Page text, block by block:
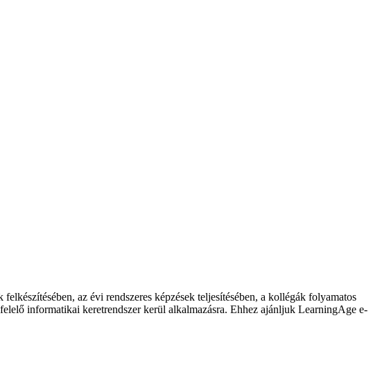
az évi rendszeres képzések teljesítésében, a kollégák folyamatos
informatikai keretrendszer kerül alkalmazásra. Ehhez ajánljuk LearningAge e-